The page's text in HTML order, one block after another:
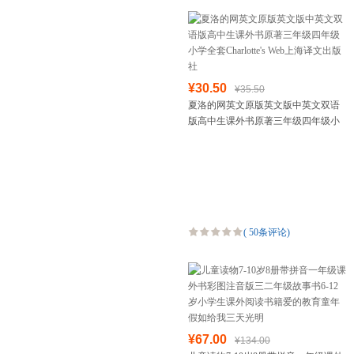
¥30.50
¥35.50
夏洛的网英文原版英文版中英文双语
版高中生课外书原著三年级四年级小
( 50条评论)
¥67.00
¥134.00